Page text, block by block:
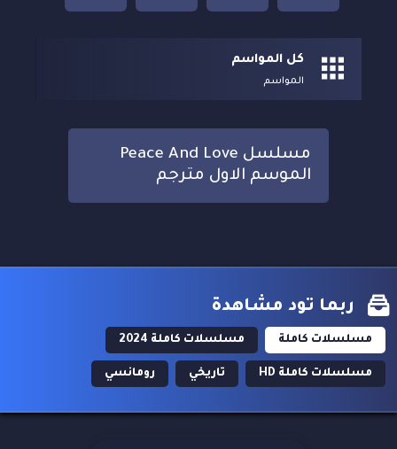
كل المواسم
المواسم
مسلسل Peace And Love
الموسم الاول مترجم
ربما تود مشاهدة
مسلسلات كاملة مسلسلات كاملة 2024
مسلسلات كاملة HD تاريخي رومانسي